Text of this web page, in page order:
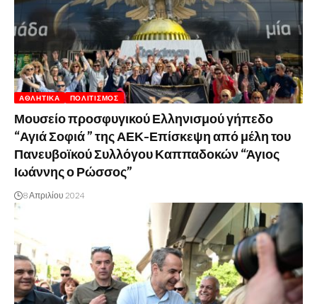
ΑΘΛΗΤΙΚΆ ΠΟΛΙΤΙΣΜΌΣ
Μουσείο προσφυγικού Ελληνισμού γήπεδο
“Αγιά Σοφιά ” της ΑΕΚ-Επίσκεψη από μέλη του
Πανευβοϊκού Συλλόγου Καππαδοκών “Άγιος
Ιωάννης ο Ρώσσος”
8 Απριλίου 2024